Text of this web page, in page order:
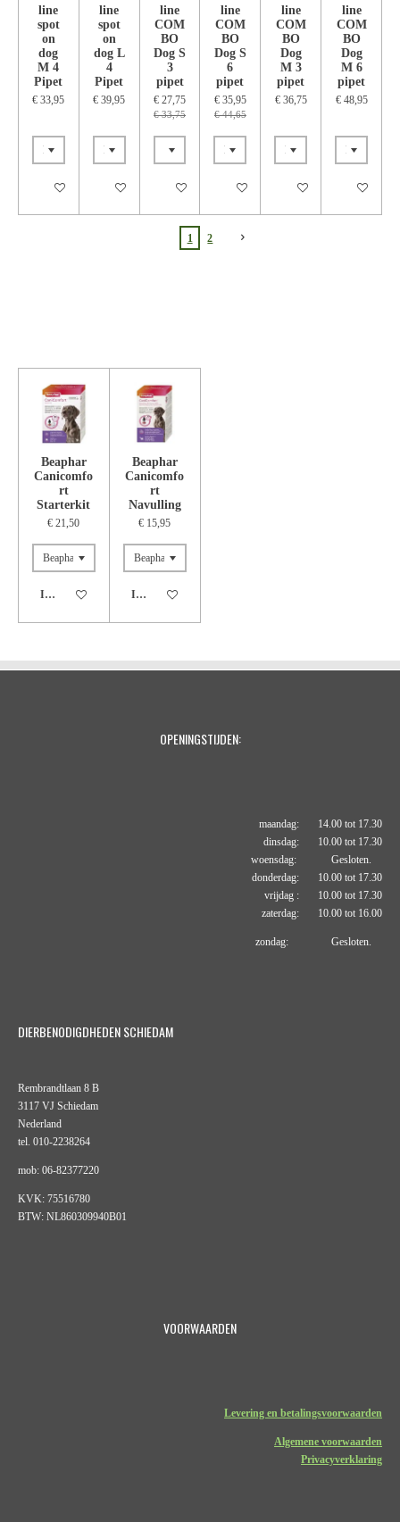
line
spot
on
dog
M 4
Pipet
€ 33,95
In winkelwagen
line
spot
on
dog L
4
Pipet
€ 39,95
In winkelwagen
line
COM
BO
Dog S
3
pipet
€ 27,75
€ 33,75
In winkelwagen
line
COM
BO
Dog S
6
pipet
€ 35,95
€ 44,65
In winkelwagen
line
COM
BO
Dog
M 3
pipet
€ 36,75
In winkelwagen
line
COM
BO
Dog
M 6
pipet
€ 48,95
In
1 2
Beaphar
Canicomfo
rt
Starterkit
€ 21,50
In winkelwagen
Beaphar
Canicomfo
rt
Navulling
€ 15,95
In winkelwagen
OPENINGSTIJDEN:
maandag: 14.00 tot 17.30
dinsdag: 10.00 tot 17.30
woensdag: Gesloten.
donderdag: 10.00 tot 17.30
vrijdag : 10.00 tot 17.30
zaterdag: 10.00 tot 16.00
zondag: Gesloten.
DIERBENODIGDHEDEN SCHIEDAM
Rembrandtlaan 8 B
3117 VJ Schiedam
Nederland
tel. 010-2238264
mob: 06-82377220
KVK: 75516780
BTW: NL860309940B01
VOORWAARDEN
Levering en betalingsvoorwaarden
Algemene voorwaarden
Privacyverklaring